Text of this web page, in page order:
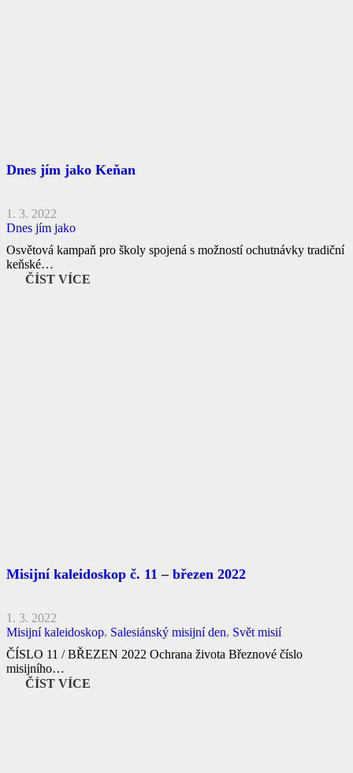
Dnes jím jako Keňan
1. 3. 2022
Dnes jím jako
Osvětová kampaň pro školy spojená s možností ochutnávky tradiční
keňské…
ČÍST VÍCE
Misijní kaleidoskop č. 11 – březen 2022
1. 3. 2022
Misijní kaleidoskop, Salesiánský misijní den, Svět misií
ČÍSLO 11 / BŘEZEN 2022 Ochrana života Březnové číslo
misijního…
ČÍST VÍCE